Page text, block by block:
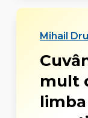
Mihail
mult